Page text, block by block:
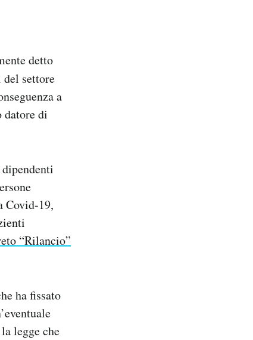
detto
del settore
a
datore di
Covid-19,
“Rilancio”
ha fissato
legge che